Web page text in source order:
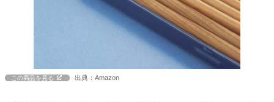
この商品を見る 出典：Amazon